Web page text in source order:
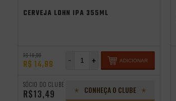
CERVEJA LOHN IPA 355ML
R$ 18,99
R$ 14,99 +
- ADICIONAR
SÓCIO DO CLUBE
R$13,49 CONHEÇA O CLUBE